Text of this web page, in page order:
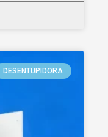
DESENTUPIDORA